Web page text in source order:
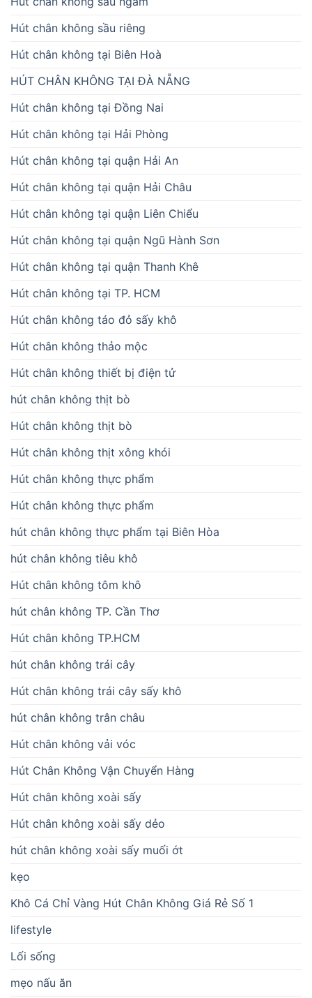
Hút chân không sầu riêng
Hút chân không tại Biên Hoà
HÚT CHÂN KHÔNG TẠI ĐÀ NẴNG
Hút chân không tại Đồng Nai
Hút chân không tại Hải Phòng
Hút chân không tại quận Hải An
Hút chân không tại quận Hải Châu
Hút chân không tại quận Liên Chiểu
Hút chân không tại quận Ngũ Hành Sơn
Hút chân không tại quận Thanh Khê
Hút chân không tại TP. HCM
Hút chân không táo đỏ sấy khô
Hút chân không thảo mộc
Hút chân không thiết bị điện tử
hút chân không thịt bò
Hút chân không thịt bò
Hút chân không thịt xông khói
Hút chân không thực phẩm
Hút chân không thực phẩm
hút chân không thực phẩm tại Biên Hòa
hút chân không tiêu khô
Hút chân không tôm khô
hút chân không TP. Cần Thơ
Hút chân không TP.HCM
hút chân không trái cây
Hút chân không trái cây sấy khô
hút chân không trân châu
Hút chân không vải vóc
Hút Chân Không Vận Chuyển Hàng
Hút chân không xoài sấy
Hút chân không xoài sấy dẻo
hút chân không xoài sấy muối ớt
kẹo
Khô Cá Chỉ Vàng Hút Chân Không Giá Rẻ Số 1
lifestyle
Lối sống
mẹo nấu ăn